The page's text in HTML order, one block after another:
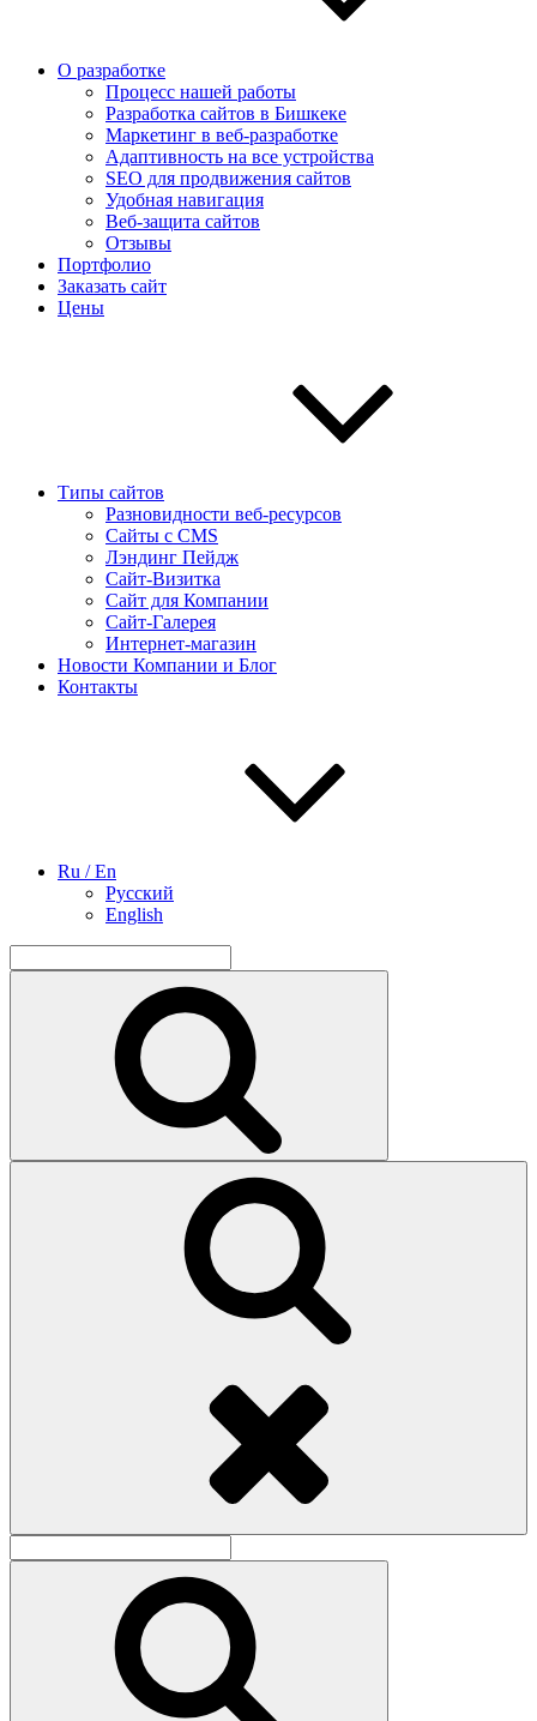
О разработке
Процесс нашей работы
Разработка сайтов в Бишкеке
Маркетинг в веб-разработке
Адаптивность на все устройства
SEO для продвижения сайтов
Удобная навигация
Веб-защита сайтов
Отзывы
Портфолио
Заказать сайт
Цены
Типы сайтов
Разновидности веб-ресурсов
Сайты с CMS
Лэндинг Пейдж
Сайт-Визитка
Сайт для Компании
Сайт-Галерея
Интернет-магазин
Новости Компании и Блог
Контакты
Ru / En
Русский
English